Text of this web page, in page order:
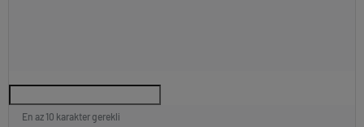
En az 10 karakter gerekli